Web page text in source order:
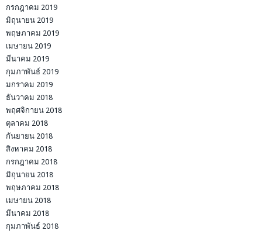
กรกฎาคม 2019
มิถุนายน 2019
พฤษภาคม 2019
เมษายน 2019
มีนาคม 2019
กุมภาพันธ์ 2019
มกราคม 2019
ธันวาคม 2018
พฤศจิกายน 2018
ตุลาคม 2018
กันยายน 2018
สิงหาคม 2018
กรกฎาคม 2018
มิถุนายน 2018
พฤษภาคม 2018
เมษายน 2018
มีนาคม 2018
กุมภาพันธ์ 2018